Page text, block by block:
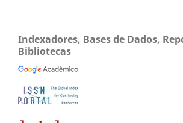
Indexadores, Bases de Dados,
Bibliotecas